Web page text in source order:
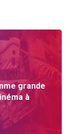
grande
à